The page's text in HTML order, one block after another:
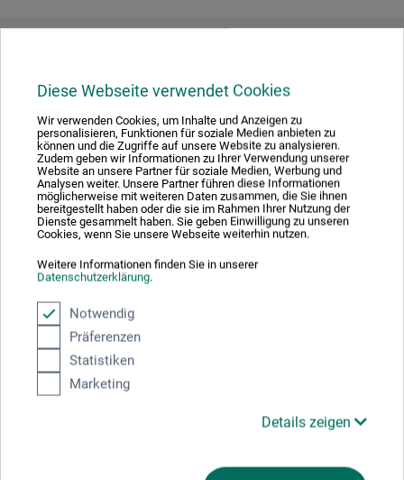
Diese Webseite verwendet Cookies
Wir verwenden Cookies, um Inhalte und Anzeigen zu
personalisieren, Funktionen für soziale Medien anbieten zu
können und die Zugriffe auf unsere Website zu analysieren.
Zudem geben wir Informationen zu Ihrer Verwendung unserer
Website an unsere Partner für soziale Medien, Werbung und
Analysen weiter. Unsere Partner führen diese Informationen
möglicherweise mit weiteren Daten zusammen, die Sie ihnen
bereitgestellt haben oder die sie im Rahmen Ihrer Nutzung der
Dienste gesammelt haben. Sie geben Einwilligung zu unseren
Cookies, wenn Sie unsere Webseite weiterhin nutzen.
Weitere Informationen finden Sie in unserer
Datenschutzerklärung.
Notwendig
Präferenzen
Statistiken
Marketing
Details zeigen
diesem Produkt.
Colourstock
Nijendal 3
NIEDERLANDE
info@colourstock.nl
Kunden kauften auch